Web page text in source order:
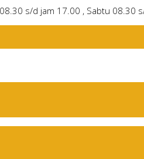
s/d jam 17.00 , Sabtu 08.30